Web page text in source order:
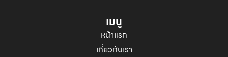
เมนู
หน้าแรก
เกี่ยวกับเรา